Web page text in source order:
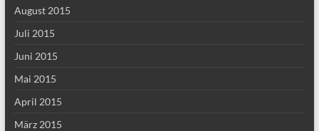
August 2015
Juli 2015
Juni 2015
Mai 2015
April 2015
März 2015